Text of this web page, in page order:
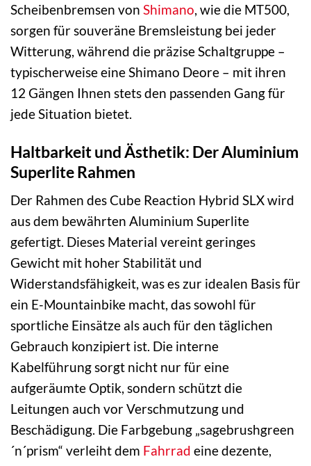
Scheibenbremsen von Shimano , wie die MT500,
sorgen für souveräne Bremsleistung bei jeder
Witterung, während die präzise Schaltgruppe –
typischerweise eine Shimano Deore – mit ihren
12 Gängen Ihnen stets den passenden Gang für
jede Situation bietet.
Haltbarkeit und Ästhetik: Der Aluminium
Superlite Rahmen
Der Rahmen des Cube Reaction Hybrid SLX wird
aus dem bewährten Aluminium Superlite
gefertigt. Dieses Material vereint geringes
Gewicht mit hoher Stabilität und
Widerstandsfähigkeit, was es zur idealen Basis für
ein E-Mountainbike macht, das sowohl für
sportliche Einsätze als auch für den täglichen
Gebrauch konzipiert ist. Die interne
Kabelführung sorgt nicht nur für eine
aufgeräumte Optik, sondern schützt die
Leitungen auch vor Verschmutzung und
Beschädigung. Die Farbgebung „sagebrushgreen
´n´prism“ verleiht dem Fahrrad eine dezente,